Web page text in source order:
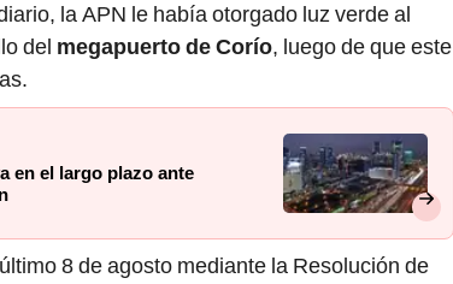
la APN le había otorgado luz verde al
del megapuerto de Corío, luego de que este
en el largo plazo ante
8 de agosto mediante la Resolución de